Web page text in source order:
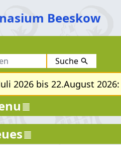
Beeskow
Suche
2026 bis 22.August 2026: